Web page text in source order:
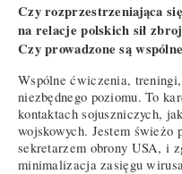
Czy rozprzestrzeniająca
na relacje polskich sił
Czy prowadzone są
Wspólne ćwiczenia,
niezbędnego poziomu. To
kontaktach sojuszniczych,
wojskowych. Jestem świeżo
sekretarzem obrony USA, i
minimalizacja zasięgu